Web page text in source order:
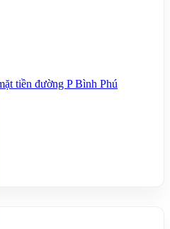
tiền đường P Bình Phú